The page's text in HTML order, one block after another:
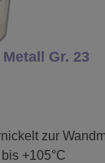
Gr. 23
zur
+105°C